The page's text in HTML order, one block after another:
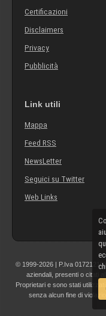
Certificazioni
Disclaimers
Privacy
Pubblicità
Link utili
Mappa
Feed RSS
NewsLetter
Seguici su Twitter
Web Links
© 1999-2026 | P.Iva
aziendali, presenti o citati
Proprietari e sono stati
senza alcun fine di